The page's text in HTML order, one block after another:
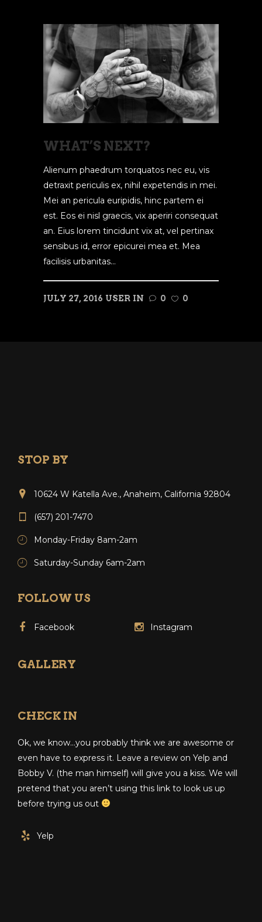
WHAT’S NEXT?
Alienum phaedrum torquatos nec eu, vis
detraxit periculis ex, nihil expetendis in mei.
Mei an pericula euripidis, hinc partem ei
est. Eos ei nisl graecis, vix aperiri consequat
an. Eius lorem tincidunt vix at, vel pertinax
sensibus id, error epicurei mea et. Mea
facilisis urbanitas...
JULY 27, 2016 USER IN 0
0
STOP BY
10624 W Katella Ave., Anaheim, California 92804
(657) 201-7470
Monday-Friday 8am-2am
Saturday-Sunday 6am-2am
FOLLOW US
Facebook Instagram
GALLERY
CHECK IN
Ok, we know…you probably think we are awesome or
even have to express it. Leave a review on Yelp and
Bobby V. (the man himself) will give you a kiss. We will
pretend that you aren’t using this link to look us up
before trying us out
Yelp